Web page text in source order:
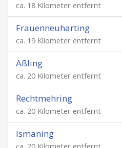
ca. 18 Kilometer entfernt
Frauenneuharting
ca. 19 Kilometer entfernt
Aßling
ca. 20 Kilometer entfernt
Rechtmehring
ca. 20 Kilometer entfernt
Ismaning